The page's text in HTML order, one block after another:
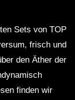
Sets von TOP
frisch und
den Äther der
finden wir